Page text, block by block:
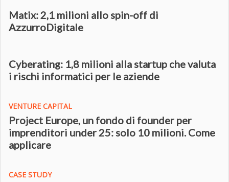
Matix: 2,1 milioni allo spin-off di
AzzurroDigitale
Cyberating: 1,8 milioni alla startup che valuta
i rischi informatici per le aziende
VENTURE CAPITAL
Project Europe, un fondo di founder per
imprenditori under 25: solo 10 milioni. Come
applicare
CASE STUDY